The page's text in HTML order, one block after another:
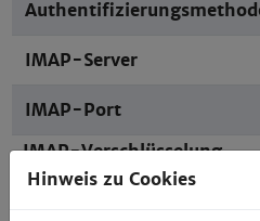
IMAP-Server
IMAP-Port
IMAP-Verschlüsselung
SMTP-Servername
Hinweis zu Cookies